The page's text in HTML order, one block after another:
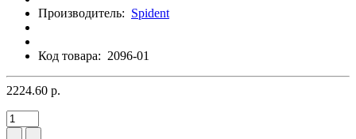
Производитель: Spident
Код товара: 2096-01
2224.60 р.